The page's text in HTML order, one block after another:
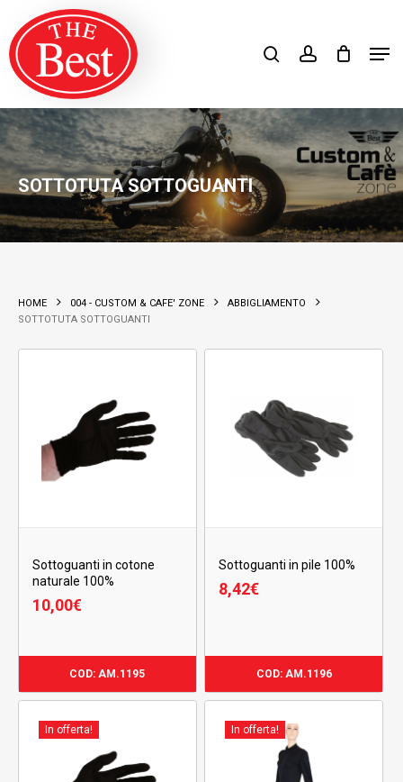
main
content
Products
search
SOTTOTUTA SOTTOGUANTI
HOME 004 - CUSTOM & CAFE' ZONE
ABBIGLIAMENTO
SOTTOTUTA SOTTOGUANTI
Filters
Sottoguanti in cotone
naturale 100%
10,00€
COD: AM.1195
Sottoguanti in pile 100%
8,42€
COD: AM.1196
In offerta! In offerta!
Close